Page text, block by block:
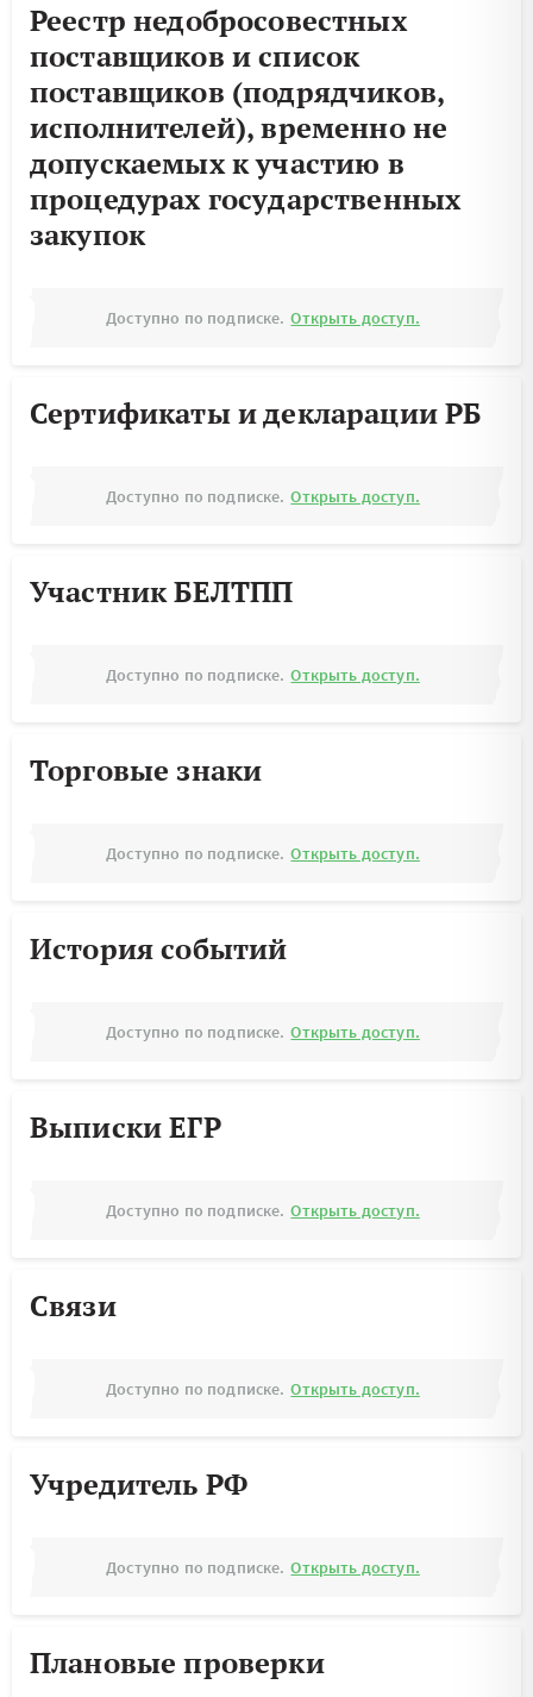
Реестр недобросовестных
поставщиков и список
поставщиков (подрядчиков,
исполнителей), временно не
допускаемых к участию в
процедурах государственных
закупок
Доступно по подписке. Открыть доступ.
Сертификаты и декларации РБ
Доступно по подписке. Открыть доступ.
Участник БЕЛТПП
Доступно по подписке. Открыть доступ.
Торговые знаки
Доступно по подписке. Открыть доступ.
История событий
Доступно по подписке. Открыть доступ.
Выписки ЕГР
Доступно по подписке. Открыть доступ.
Связи
Доступно по подписке. Открыть доступ.
Учредитель РФ
Доступно по подписке. Открыть доступ.
Плановые проверки